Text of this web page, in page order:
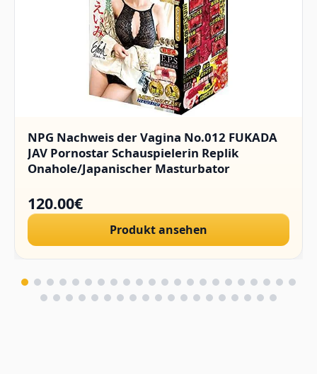
NPG Nachweis der Vagina No.012 FUKADA
JAV Pornostar Schauspielerin Replik
Onahole/Japanischer Masturbator
120.00€
Produkt ansehen